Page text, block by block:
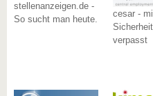
stellenanzeigen.de -
So sucht man heute.
cesar -
verpasst